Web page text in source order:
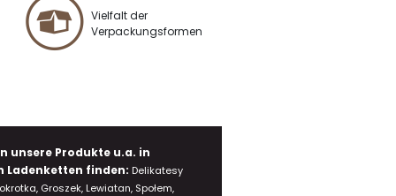
Vielfalt der
Verpackungsformen
unsere Produkte u.a. in
Ladenketten finden: Delikatesy
Groszek, Lewiatan, Społem,